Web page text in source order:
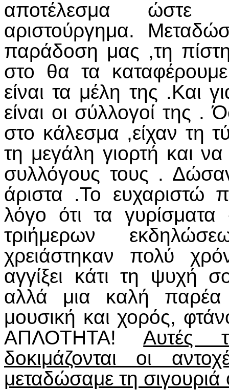
αποτέλεσμα ώστε
αριστούργημα.
παράδοση μας ,τη
στο θα τα
είναι τα μέλη της .Και
είναι οι σύλλογοί της .
στο κάλεσμα ,είχαν τη
τη μεγάλη γιορτή και
συλλόγους τους .
άριστα .Το ευχαριστώ
λόγο ότι τα
τριήμερων
χρειάστηκαν πολύ
αγγίξει κάτι τη ψυχή
αλλά μια καλή
μουσική και χορός,
ΑΠΛΟΤΗΤΑ!Αυτές
δοκιμάζονται οι
μεταδώσαμε τη